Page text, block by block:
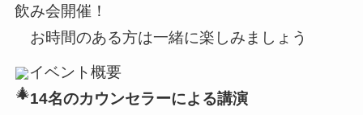
飲み会開催！
お時間のある方は一緒に楽しみましょう
イベント概要
・14名のカウンセラーによる講演